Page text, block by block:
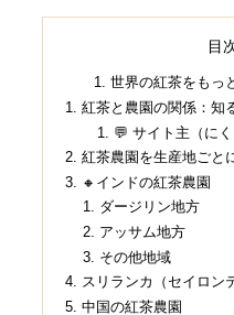
目
世界の紅茶をもっ
紅茶と農園の関係：知
💬 サイト主（にく
紅茶農園を生産地ごと
🔸インドの紅茶農園
ダージリン地方
アッサム地方
その他地域
スリランカ（セイロン
中国の紅茶農園